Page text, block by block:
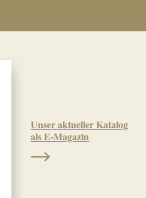
Unser aktueller Katalog
als E-Magazin